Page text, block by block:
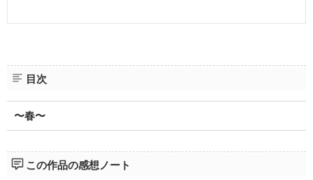
目次
〜春〜
この作品の感想ノート